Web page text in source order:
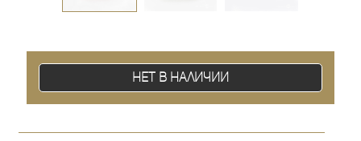
Нет в наличии